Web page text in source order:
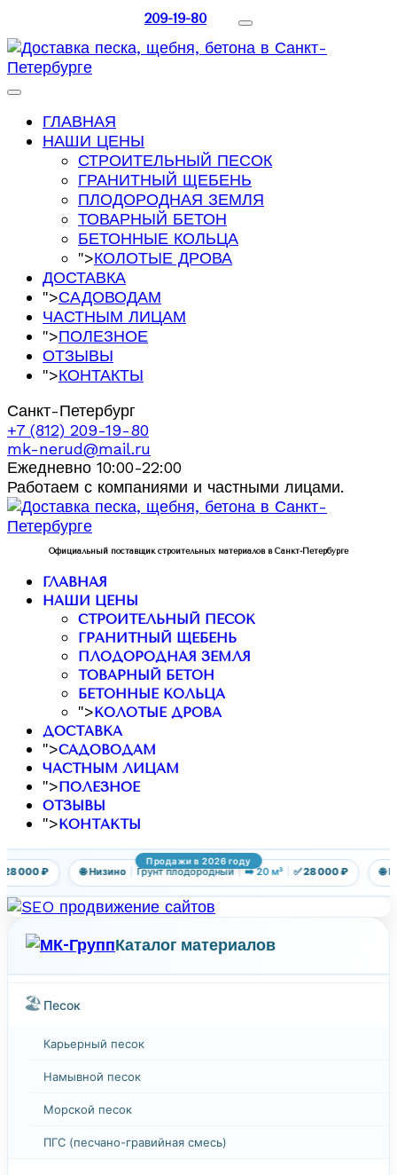
209-19-80
ГЛАВНАЯ
НАШИ ЦЕНЫ
СТРОИТЕЛЬНЫЙ ПЕСОК
ГРАНИТНЫЙ ЩЕБЕНЬ
ПЛОДОРОДНАЯ ЗЕМЛЯ
ТОВАРНЫЙ БЕТОН
БЕТОННЫЕ КОЛЬЦА
">КОЛОТЫЕ ДРОВА
ДОСТАВКА
">САДОВОДАМ
ЧАСТНЫМ ЛИЦАМ
">ПОЛЕЗНОЕ
ОТЗЫВЫ
">КОНТАКТЫ
Санкт-Петербург
+7 (812) 209-19-80
mk-nerud@mail.ru
Ежедневно 10:00-22:00
Работаем с компаниями и частными лицами.
Официальный поставщик строительных материалов в Санкт-Петербурге
ГЛАВНАЯ
НАШИ ЦЕНЫ
СТРОИТЕЛЬНЫЙ ПЕСОК
ГРАНИТНЫЙ ЩЕБЕНЬ
ПЛОДОРОДНАЯ ЗЕМЛЯ
ТОВАРНЫЙ БЕТОН
БЕТОННЫЕ КОЛЬЦА
">КОЛОТЫЕ ДРОВА
ДОСТАВКА
">САДОВОДАМ
ЧАСТНЫМ ЛИЦАМ
">ПОЛЕЗНОЕ
ОТЗЫВЫ
">КОНТАКТЫ
Продажи в 2026 году
000 ₽ 🌐 Низино | Грунт плодородный | ➡️ 20 м³ | ✅ 28 000 ₽ 🌐
Каталог материалов
🏖️ Песок
Карьерный песок
Намывной песок
Морской песок
ПГС (песчано-гравийная смесь)